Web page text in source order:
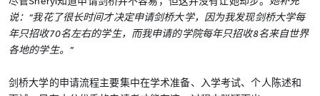
说：“我花了很长时间才决定申请剑桥大学，因为我发现剑桥大学每
年只招收70名左右的学生，而我申请的学院每年只招收8名来自世界
各地的学生。”
剑桥大学的申请流程主要集中在学术准备、入学考试、个人陈述和